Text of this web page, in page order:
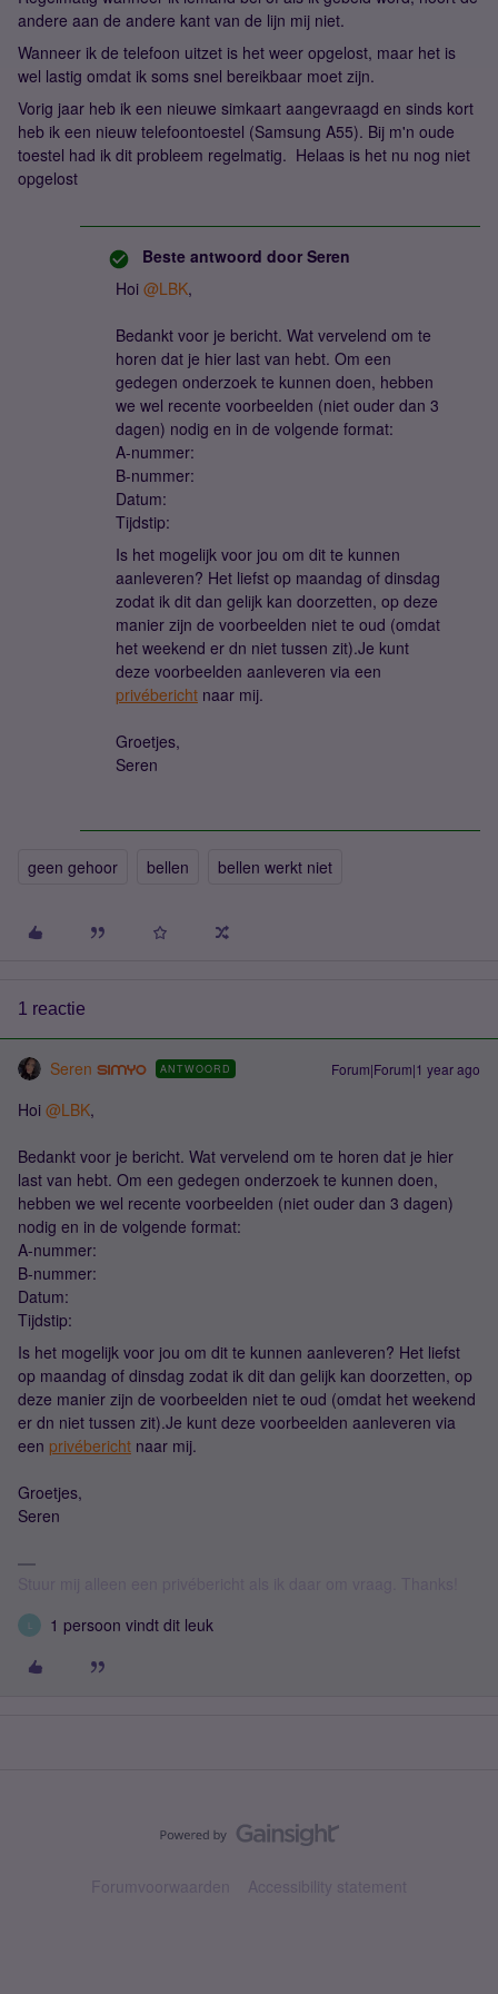
andere aan de andere kant van de lijn mij niet.
Wanneer ik de telefoon uitzet is het weer opgelost, maar het is
wel lastig omdat ik soms snel bereikbaar moet zijn.
Vorig jaar heb ik een nieuwe simkaart aangevraagd en sinds kort
heb ik een nieuw telefoontoestel (Samsung A55). Bij m'n oude
toestel had ik dit probleem regelmatig. Helaas is het nu nog niet
opgelost
Beste antwoord door Seren
Hoi ​ @LBK,
Bedankt voor je bericht. Wat vervelend om te
horen dat je hier last van hebt. Om een
gedegen onderzoek te kunnen doen, hebben
we wel recente voorbeelden (niet ouder dan 3
dagen) nodig en in de volgende format:
A-nummer:
B-nummer:
Datum:
Tijdstip:
Is het mogelijk voor jou om dit te kunnen
aanleveren? Het liefst op maandag of dinsdag
zodat ik dit dan gelijk kan doorzetten, op deze
manier zijn de voorbeelden niet te oud (omdat
het weekend er dn niet tussen zit).Je kunt
deze voorbeelden aanleveren via een
privébericht naar mij.
Groetjes,
Seren
geen gehoor bellen bellen werkt niet
1 reactie
Seren ANTWOORD Forum|Forum|1 year ago
Hoi ​ @LBK,
Bedankt voor je bericht. Wat vervelend om te horen dat je hier
last van hebt. Om een gedegen onderzoek te kunnen doen,
hebben we wel recente voorbeelden (niet ouder dan 3 dagen)
nodig en in de volgende format:
A-nummer:
B-nummer:
Datum:
Tijdstip:
Is het mogelijk voor jou om dit te kunnen aanleveren? Het liefst
op maandag of dinsdag zodat ik dit dan gelijk kan doorzetten, op
deze manier zijn de voorbeelden niet te oud (omdat het weekend
er dn niet tussen zit).Je kunt deze voorbeelden aanleveren via
een privébericht naar mij.
Groetjes,
Seren
1 persoon vindt dit leuk
Forumvoorwaarden Accessibility statement